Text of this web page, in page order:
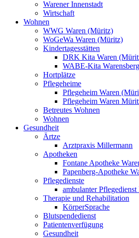
Warener Innenstadt
Wirtschaft
Wohnen
WWG Waren (Müritz)
WoGeWa Waren (Müritz)
Kindertagesstätten
DRK Kita Waren
WABE-Kita Warensberg
Hortplätze
Pflegeheime
Pflegeheim Waren
Pflegeheim Waren
Betreutes Wohnen
Wohnen
Gesundheit
Ärtze
Arztpraxis Millermann
Apotheken
Fontane Apotheke
Papenberg-Apotheke
Pflegedienste
ambulanter Pflegedienst
Therapie und Rehabilitation
KörperSprache
Blutspendedienst
Patientenverfügung
Gesundheit